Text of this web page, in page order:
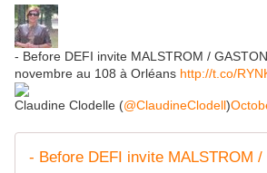
- Before DEFI invite MALSTROM /
novembre au 108 à Orléans http://t.co/
Claudine Clodelle (@ClaudineClodell)